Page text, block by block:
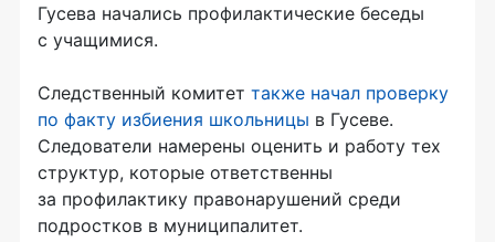
Гусева начались профилактические беседы
с учащимися.
Следственный комитет также начал проверку
по факту избиения школьницы в Гусеве.
Следователи намерены оценить и работу тех
структур, которые ответственны
за профилактику правонарушений среди
подростков в муниципалитет.